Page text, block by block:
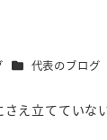
カテゴリー
代表のブログ
え立てていな